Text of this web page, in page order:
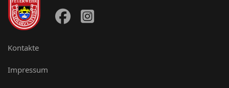
Kontakte
Impressum